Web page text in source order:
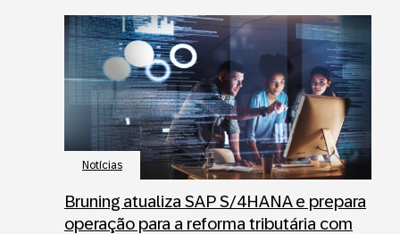
Notícias
Bruning atualiza SAP S/4HANA e prepara
operação para a reforma tributária com